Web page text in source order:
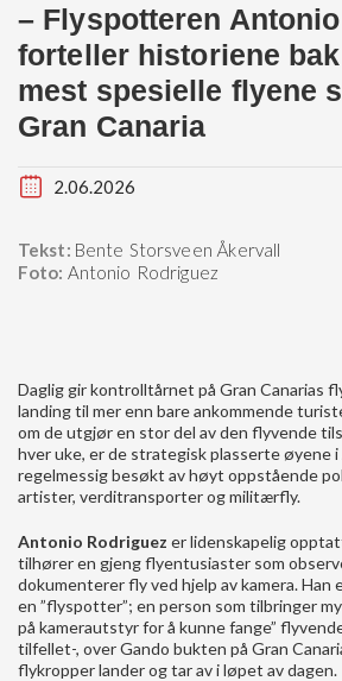
– Flyspotteren
forteller historiene
mest spesielle flyene
Gran Canaria
2.06.2026
Tekst: Bente Storsveen Åkervall
Foto: Antonio Rodriguez
Daglig gir kontrolltårnet på Gran Canarias
landing til mer enn bare ankommende
om de utgjør en stor del av den flyvende
hver uke, er de strategisk plasserte øyene
regelmessig besøkt av høyt oppstående
artister, verditransporter og militærfly.
Antonio Rodriguez er lidenskapelig
tilhører en gjeng flyentusiaster som
dokumenterer fly ved hjelp av kamera. Han
en ”flyspotter”; en person som tilbringer
på kamerautstyr for å kunne fange”
tilfellet-, over Gando bukten på Gran
flykropper lander og tar av i løpet av dagen.